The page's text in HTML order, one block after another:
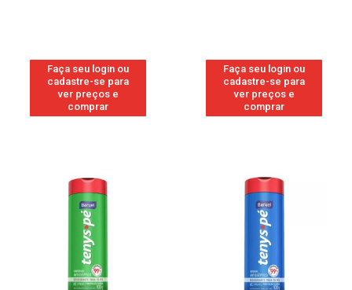
Faça seu login ou
cadastre-se para
ver preços e
comprar
Faça seu login ou
cadastre-se para
ver preços e
comprar